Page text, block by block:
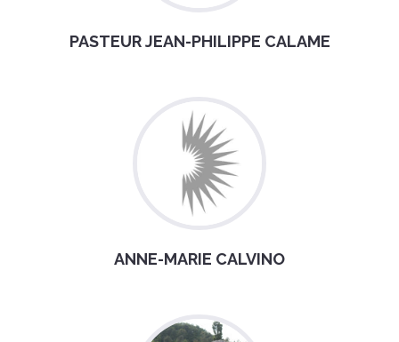
PASTEUR JEAN-PHILIPPE CALAME
ANNE-MARIE CALVINO